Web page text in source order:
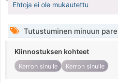
Ehtoja ei ole mukautettu
Tutustuminen minuun
Kiinnostuksen kohteet
Kerron sinulle Kerron sinulle